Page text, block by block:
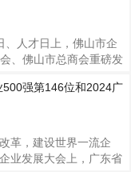
相关。优质的门窗型材
蚀性，能够在恶劣天气
供坚固的防护。兴发系
更高、耐腐蚀性更强，
、人才日上，佛山市企
、佛山市总商会重磅发
际化TOP30三个名单正
佛山企业利税TOP30第
、国际化TOP30第9
于佛山的铝挤压行业知
勤奋进取、开拓创新、
强第146位和2024广
革，建设世界一流企
业发展大会上，广东省